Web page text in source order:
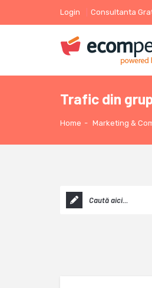
Login Consultanta
Trafic din
Home - Marketing &